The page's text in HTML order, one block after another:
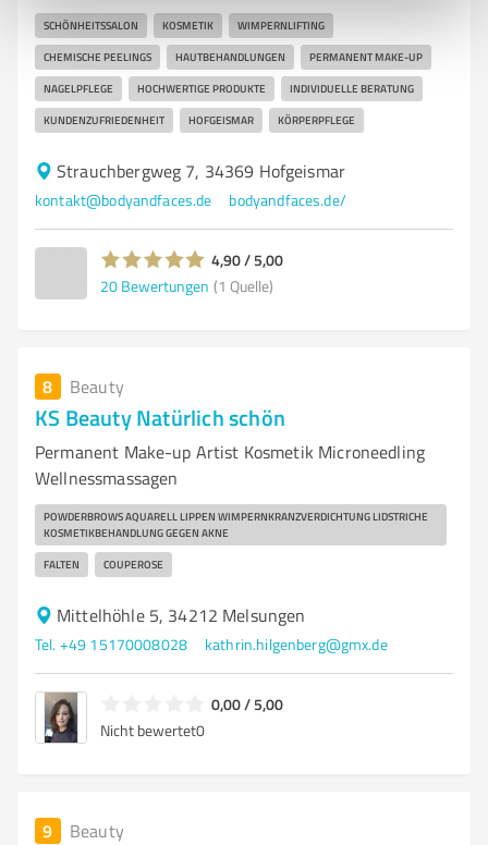
SCHÖNHEITSSALON KOSMETIK WIMPERNLIFTING
CHEMISCHE PEELINGS HAUTBEHANDLUNGEN PERMANENT MAKE-UP
NAGELPFLEGE HOCHWERTIGE PRODUKTE INDIVIDUELLE BERATUNG
KUNDENZUFRIEDENHEIT HOFGEISMAR KÖRPERPFLEGE
Strauchbergweg 7, 34369 Hofgeismar
kontakt@bodyandfaces.de bodyandfaces.de/
4,90 / 5,00
20 Bewertungen (1 Quelle)
8 Beauty
KS Beauty Natürlich schön
Permanent Make-up Artist Kosmetik Microneedling
Wellnessmassagen
POWDERBROWS AQUARELL LIPPEN WIMPERNKRANZVERDICHTUNG LIDSTRICHE
KOSMETIKBEHANDLUNG GEGEN AKNE
FALTEN COUPEROSE
Mittelhöhle 5, 34212 Melsungen
Tel. +49 15170008028 kathrin.hilgenberg@gmx.de
0,00 / 5,00
Nicht bewertet0
9 Beauty